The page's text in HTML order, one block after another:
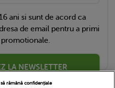
ani si sunt de acord ca
de email pentru a primi
LA NEWSLETTER
rămână confidențiale